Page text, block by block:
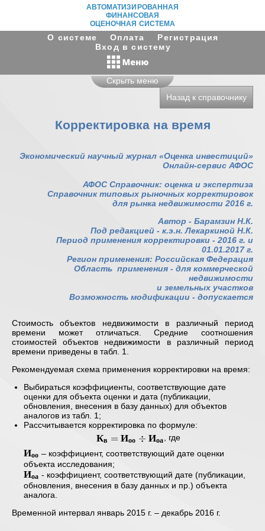
АВТОМАТИЗИРОВАННАЯ
ФИНАНСОВАЯ
ОЦЕНОЧНАЯ СИСТЕМА
О системе Оплата
Регистрация
Вход в систему
Скрыть меню
Назад к справочнику
Корректировка на время
Экономический научный журнал «Оценка инвестиций»
Онлайн-сервис АФОС
АФОС Справочник: оценка и экспертиза
Справочник типовых рыночных корректировок
для рынка недвижимости 2016 г.
Автор - Барамзин Н.К.
Под редакцией - к.э.н. Лекаркиной Н.К.
Период применения корректировки - 2016 г. и
01.01.2017 г.
Регион применения: Российская Федерация
Область применения - для коммерческой
недвижимости
и земельных участков
Возможность модификации - допускается
Стоимость объектов недвижимости в различный период
времени может отличаться. Средние соотношения
стоимостей объектов недвижимости в различный период
времени приведены в табл. 1.
Рекомендуемая схема применения корректировки на время:
Выбираться коэффициенты, соответствующие дате
оценки для объекта оценки и дата (публикации,
обновления, внесения в базу данных) для объектов
аналогов из табл. 1;
Рассчитывается корректировка по формуле:
\mathbf{
К_{в} =
И_{оо}
\div
И_{оа} }
Кв = Иоо ÷ Иоа , где
\mathbf{
И_{оо} }
Иоо – коэффициент, соответствующий дате оценки
объекта исследования;
\mathbf{
И_{оа} }
Иоа - коэффициент, соответствующий дате (публикации,
обновления, внесения в базу данных и пр.) объекта
аналога.
Временной интервал январь 2015 г. – декабрь 2016 г.